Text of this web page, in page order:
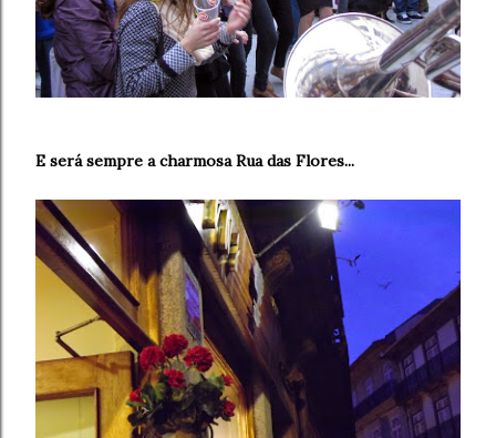
E será sempre a charmosa Rua das Flores...